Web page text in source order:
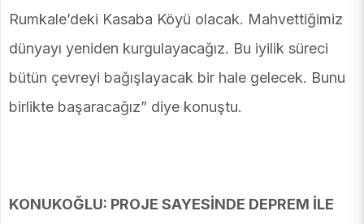
Rumkale’deki Kasaba Köyü olacak. Mahvettiğimiz
dünyayı yeniden kurgulayacağız. Bu iyilik süreci
bütün çevreyi bağışlayacak bir hale gelecek. Bunu
birlikte başaracağız” diye konuştu.
KONUKOĞLU: PROJE SAYESİNDE DEPREM İLE